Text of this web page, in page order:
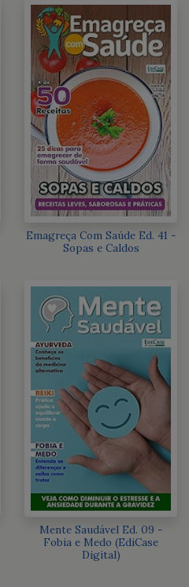
Emagreça Com Saúde Ed. 41 -
Sopas e Caldos
Mente Saudável Ed. 09 -
Fobia e Medo (EdiCase
Digital)